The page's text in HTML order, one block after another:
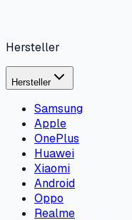
Hersteller
Hersteller
Samsung
Apple
OnePlus
Huawei
Xiaomi
Android
Oppo
Realme